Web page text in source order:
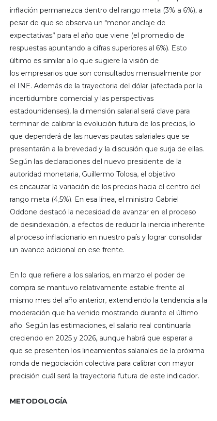
inflación permanezca dentro del rango meta (3% a 6%), a
pesar de que se observa un “menor anclaje de
expectativas” para el año que viene (el promedio de
respuestas apuntando a cifras superiores al 6%). Esto
último es similar a lo que sugiere la visión de
los empresarios que son consultados mensualmente por
el INE. Además de la trayectoria del dólar (afectada por la
incertidumbre comercial y las perspectivas
estadounidenses), la dimensión salarial será clave para
terminar de calibrar la evolución futura de los precios, lo
que dependerá de las nuevas pautas salariales que se
presentarán a la brevedad y la discusión que surja de ellas.
Según las declaraciones del nuevo presidente de la
autoridad monetaria, Guillermo Tolosa, el objetivo
es encauzar la variación de los precios hacia el centro del
rango meta (4,5%). En esa línea, el ministro Gabriel
Oddone destacó la necesidad de avanzar en el proceso
de desindexación, a efectos de reducir la inercia inherente
al proceso inflacionario en nuestro país y lograr consolidar
un avance adicional en ese frente.
En lo que refiere a los salarios, en marzo el poder de
compra se mantuvo relativamente estable frente al
mismo mes del año anterior, extendiendo la tendencia a la
moderación que ha venido mostrando durante el último
año. Según las estimaciones, el salario real continuaría
creciendo en 2025 y 2026, aunque habrá que esperar a
que se presenten los lineamientos salariales de la próxima
ronda de negociación colectiva para calibrar con mayor
precisión cuál será la trayectoria futura de este indicador.
METODOLOGÍA